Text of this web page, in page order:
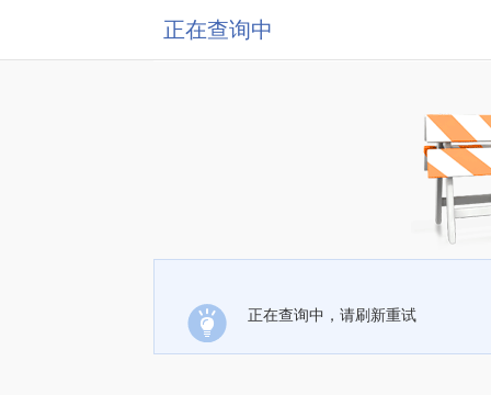
正在查询中
正在查询中，请刷新重试